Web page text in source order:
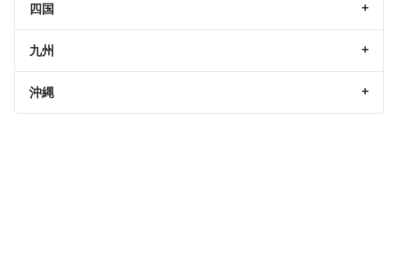
四国
九州
沖縄